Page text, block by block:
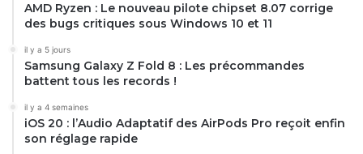
AMD Ryzen : Le nouveau pilote chipset 8.07 corrige
des bugs critiques sous Windows 10 et 11
il y a 5 jours
Samsung Galaxy Z Fold 8 : Les précommandes
battent tous les records !
il y a 4 semaines
iOS 20 : l’Audio Adaptatif des AirPods Pro reçoit enfin
son réglage rapide